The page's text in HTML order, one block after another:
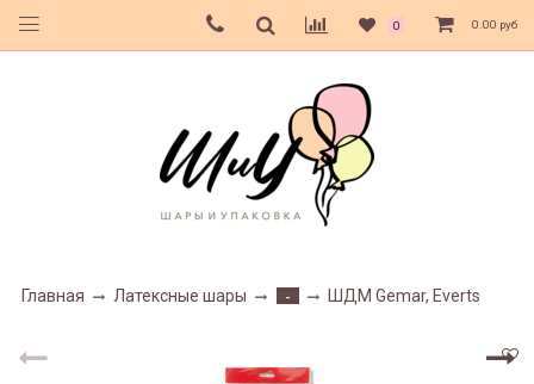
0 0.00 руб
Главная Латексные шары - ШДМ Gemar, Everts